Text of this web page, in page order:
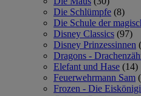
Die Schlümpfe (8)
Die Schule der
Disney Classics (97)
Disney Prinzessinnen
Dragons -
Elefant und Hase (14)
Feuerwehrmann Sam
Frozen - Die